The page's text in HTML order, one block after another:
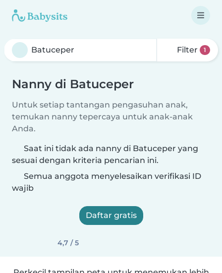
Filter 1
Nanny di Batuceper
Untuk setiap tantangan pengasuhan anak,
temukan nanny tepercaya untuk anak-anak
Anda.
Saat ini tidak ada nanny di Batuceper yang
sesuai dengan kriteria pencarian ini.
Semua anggota menyelesaikan verifikasi ID
wajib
Daftar gratis
4,7 / 5